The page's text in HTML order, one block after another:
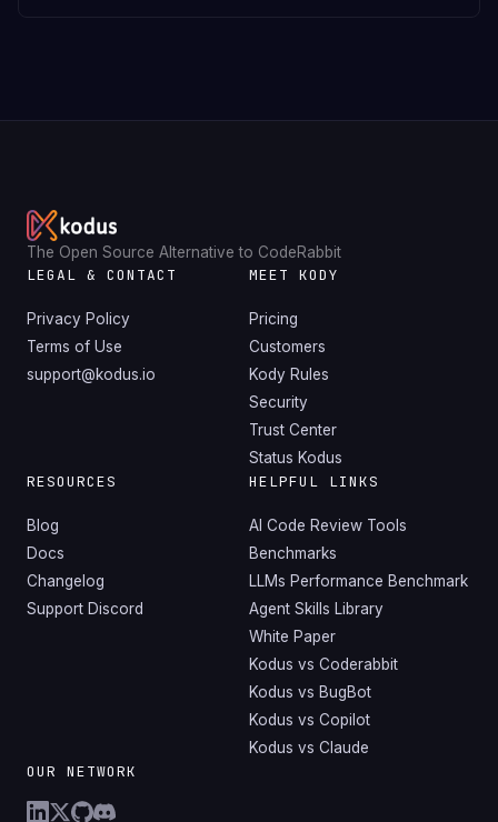
The Open Source Alternative to CodeRabbit
LEGAL & CONTACT
Privacy Policy
Terms of Use
support@kodus.io
MEET KODY
Pricing
Customers
Kody Rules
Security
Trust Center
Status Kodus
RESOURCES
Blog
Docs
Changelog
Support Discord
HELPFUL LINKS
AI Code Review Tools
Benchmarks
LLMs Performance Benchmark
Agent Skills Library
White Paper
Kodus vs Coderabbit
Kodus vs BugBot
Kodus vs Copilot
Kodus vs Claude
OUR NETWORK